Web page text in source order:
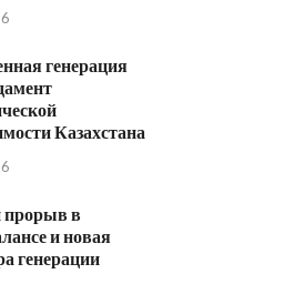
генерация
Казахстана
прорыв в
и новая
генерации